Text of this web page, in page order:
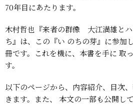
70年目にあたります。
木村哲也『来者の群像 大江満雄と
ち』は、この『い のちの芽』に参加
冊です。これを機に、本書を手に 取
す。
以下のページから、内容紹介、目次
きます。また、
本文の一部も公開し